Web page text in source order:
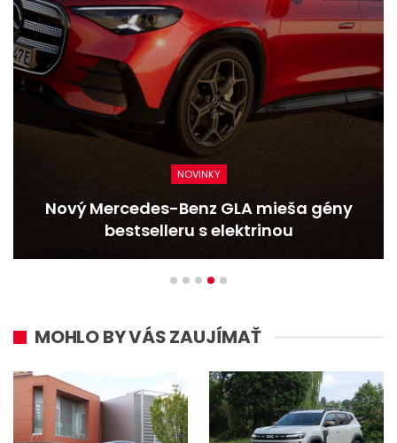
NOVINKY
Nový Mercedes-Benz GLA mieša gény
bestselleru s elektrinou
MOHLO BY VÁS ZAUJÍMAŤ